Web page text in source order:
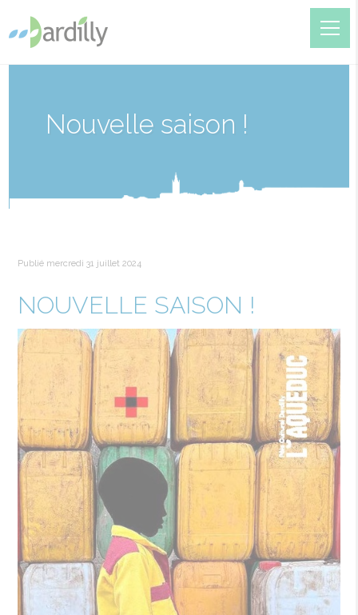
Nouvelle saison !
Publié mercredi 31 juillet 2024
NOUVELLE SAISON !